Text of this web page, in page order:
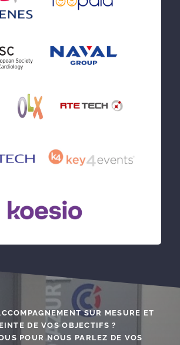
SUR MESURE ET
DE VOS OBJECTIFS ?
POUR NOUS PARLEZ DE VOS